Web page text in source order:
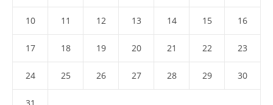
10 11 12 13 14 15 16
17 18 19 20 21 22 23
24 25 26 27 28 29 30